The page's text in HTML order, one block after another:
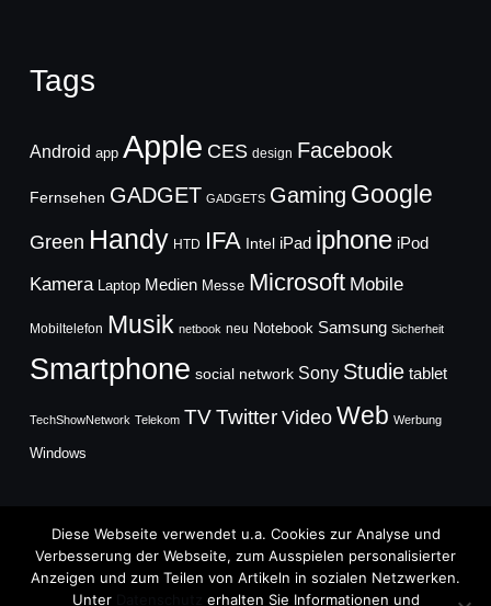
Tags
Android app Apple CES design Facebook
Fernsehen GADGET GADGETS Gaming Google
Green Handy HTD IFA Intel iPad iphone iPod
Kamera Laptop Medien Messe Microsoft Mobile
Mobiltelefon Musik netbook neu Notebook Samsung Sicherheit
Smartphone social network Sony Studie tablet
TechShowNetwork Telekom TVTwitter Video Web Werbung
Windows
Copyright © 2026
Diese Webseite verwendet u.a. Cookies zur Analyse und
Verbesserung der Webseite, zum Ausspielen personalisierter
Anzeigen und zum Teilen von Artikeln in sozialen Netzwerken.
Unter
erhalten Sie Informationen und